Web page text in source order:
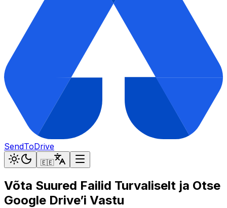
SendToDrive
🇪🇪
Võta Suured Failid Turvaliselt ja Otse
Google Drive’i Vastu